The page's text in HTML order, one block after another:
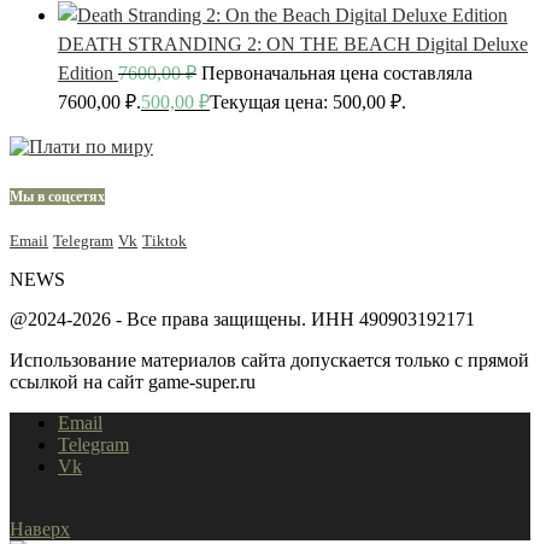
DEATH STRANDING 2: ON THE BEACH Digital Deluxe
Edition 7600,00₽ Первоначальная цена составляла
7600,00 ₽.500,00 ₽Текущая цена: 500,00 ₽.
Мы в соцсетях
Email Telegram Vk Tiktok
NEWS
@2024-2026 - Все права защищены. ИНН 490903192171
Использование материалов сайта допускается только с прямой
ссылкой на сайт game-super.ru
Email
Telegram
Vk
Наверх